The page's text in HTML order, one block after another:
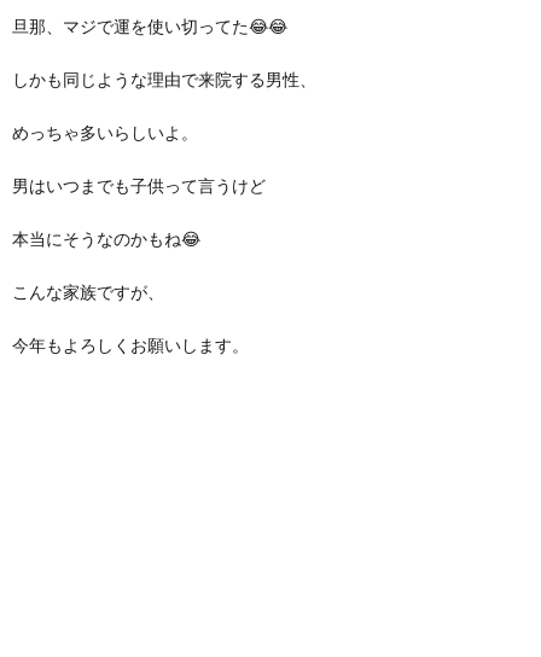
旦那、マジで運を使い切ってた😂😂
しかも同じような理由で来院する男性、
めっちゃ多いらしいよ。
男はいつまでも子供って言うけど
本当にそうなのかもね😂
こんな家族ですが、
今年もよろしくお願いします。